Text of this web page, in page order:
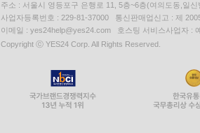
주소 : 서울시 영등포구 은행로 11, 5층~6층(여의도동,일신
사업자등록번호 : 229-81-37000 통신판매업신고 : 제
이메일 : yes24help@yes24.com 호스팅 서비스사업자 :
Copyright ⓒ YES24 Corp. All Rights Reserved.